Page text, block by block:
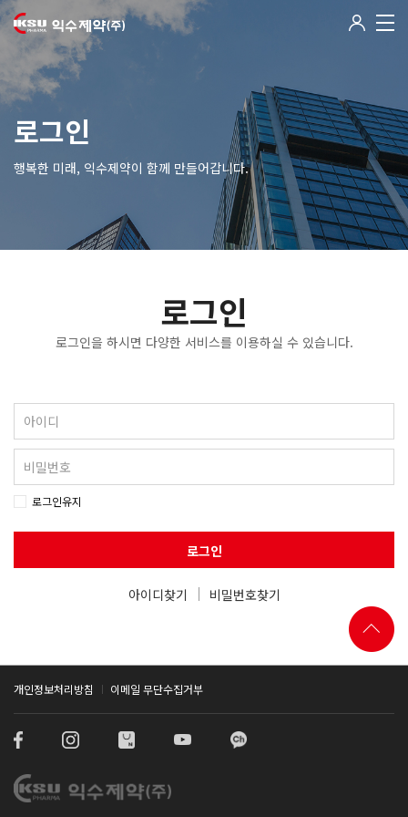
로그인
행복한 미래, 익수제약이 함께 만들어갑니다.
로그인
로그인을 하시면 다양한 서비스를 이용하실 수 있습니다.
로그인유지
로그인
아이디찾기 비밀번호찾기
개인정보처리방침 이메일 무단수집거부